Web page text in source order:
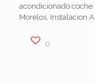
acondicionado coche
Morelos, Instalacion
0